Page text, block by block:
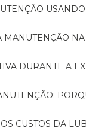
MANUTENÇÃO
DURANTE A
CUSTOS DA